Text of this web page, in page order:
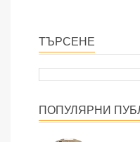
ТЪРСЕНЕ
ПОПУЛЯРНИ